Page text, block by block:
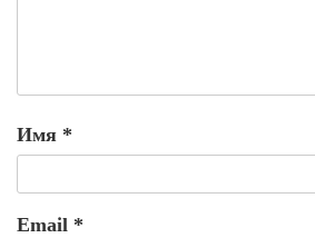
Имя *
Email *